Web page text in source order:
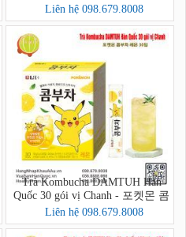
차 자몽 30입
Liên hệ 098.679.8008
Trà Kombucha DAMTUH Hàn
Quốc 30 gói vị Chanh - 포켓몬 콤
부차 레몬 30입
Liên hệ 098.679.8008